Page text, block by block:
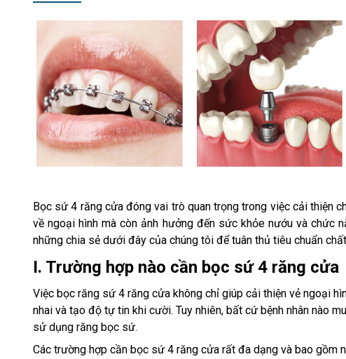
Bọc sứ 4 răng cửa đóng vai trò quan trọng trong việc cải thiện
về ngoại hình mà còn ảnh hưởng đến sức khỏe nướu và chức
những chia sẻ dưới đây của chúng tôi để tuân thủ tiêu chuẩn
I. Trường hợp nào cần bọc sứ 4 răng cửa
Việc bọc răng sứ 4 răng cửa không chỉ giúp cải thiện vẻ ngoại
nhai và tạo độ tự tin khi cười. Tuy nhiên, bất cứ bệnh nhân nào
sử dụng răng bọc sứ.
Các trường hợp cần bọc sứ 4 răng cửa rất đa dạng và bao gồm